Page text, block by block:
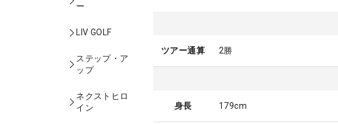
ー
LIV GOLF
ステップ・ア
ップ
ネクストヒロ
イン
ツアー通算 2勝
身長 179cm